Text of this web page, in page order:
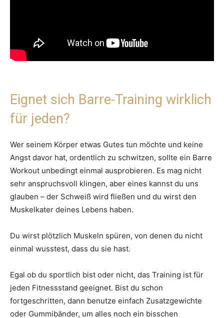
Eignet sich Barre-Training wirklich
für jeden?
Wer seinem Körper etwas Gutes tun möchte und keine
Angst davor hat, ordentlich zu schwitzen, sollte ein Barre
Workout unbedingt einmal ausprobieren. Es mag nicht
sehr anspruchsvoll klingen, aber eines kannst du uns
glauben – der Schweiß wird fließen und du wirst den
Muskelkater deines Lebens haben.
Du wirst plötzlich Muskeln spüren, von denen du nicht
einmal wusstest, dass du sie hast.
Egal ob du sportlich bist oder nicht, das Training ist für
jeden Fitnessstand geeignet. Bist du schon
fortgeschritten, dann benutze einfach Zusatzgewichte
oder Gummibänder, um alles noch ein bisschen